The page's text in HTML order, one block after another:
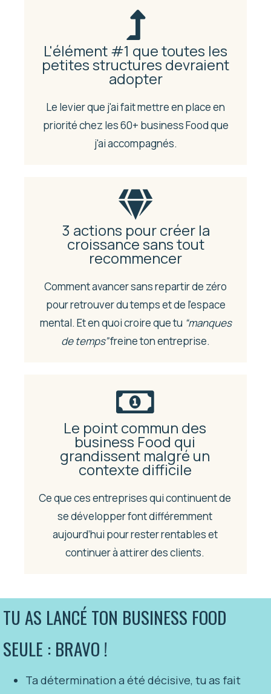
L'élément #1 que toutes les
petites structures devraient
adopter
Le levier que j'ai fait mettre en place en
priorité chez les 60+ business Food que
j'ai accompagnés.
3 actions pour créer la
croissance sans tout
recommencer
Comment avancer sans repartir de zéro
pour retrouver du temps et de l’espace
mental. Et en quoi croire que tu “manques
de temps”freine ton entreprise.
Le point commun des
business Food qui
grandissent malgré un
contexte difficile
Ce que ces entreprises qui continuent de
se développer font différemment
aujourd’hui pour rester rentables et
continuer à attirer des clients.
TU AS LANCÉ TON BUSINESS FOOD
SEULE : BRAVO !
Ta détermination a été décisive, tu as fait